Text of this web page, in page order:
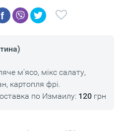
f
м'ясо, мікс салату,
картопля фрі.
по Измаилу: 120 грн